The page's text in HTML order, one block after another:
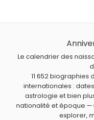
Sydney Sweeney,
sont nés en 1997.
Quels acteurs
Bella Thorne ?
Kelly Preston , Luke Perry
Carrie Fishersont du
Le calendrier des
11 652
internationales :
astrologie et bien
nationalité et époque
explorer,